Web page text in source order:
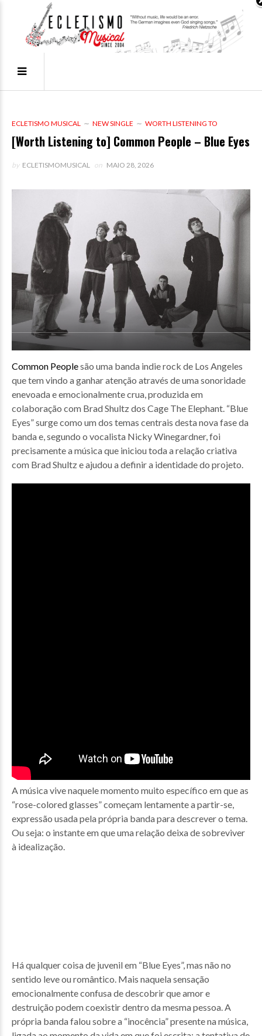
ECLETISMO MUSICAL NEW SINGLE WORTH LISTENING TO
[Worth Listening to] Common People – Blue Eyes
by ECLETISMOMUSICAL on MAIO 28, 2026
Common Peoplesão uma banda indie rock de Los Angeles
que tem vindo a ganhar atenção através de uma sonoridade
enevoada e emocionalmente crua, produzida em
colaboração com Brad Shultz dos Cage The Elephant. “Blue
Eyes” surge como um dos temas centrais desta nova fase da
banda e, segundo o vocalista Nicky Winegardner, foi
precisamente a música que iniciou toda a relação criativa
com Brad Shultz e ajudou a definir a identidade do projeto.
A música vive naquele momento muito específico em que as
“rose-colored glasses” começam lentamente a partir-se,
expressão usada pela própria banda para descrever o tema.
Ou seja: o instante em que uma relação deixa de sobreviver
à idealização.
Há qualquer coisa de juvenil em “Blue Eyes”, mas não no
sentido leve ou romântico. Mais naquela sensação
emocionalmente confusa de descobrir que amor e
destruição podem coexistir dentro da mesma pessoa. A
própria banda falou sobre a “inocência” presente na música,